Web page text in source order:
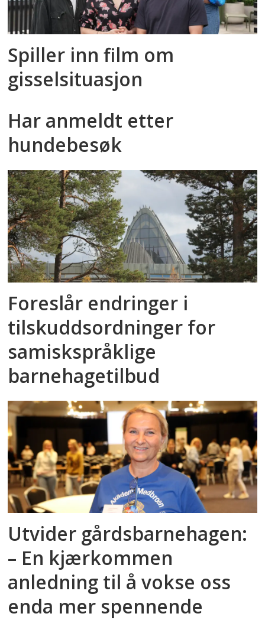
Spiller inn film om
gisselsituasjon
Har anmeldt etter
hundebesøk
Foreslår endringer i
tilskuddsordninger for
samiskspråklige
barnehagetilbud
Utvider gårdsbarnehagen:
– En kjærkommen
anledning til å vokse oss
enda mer spennende